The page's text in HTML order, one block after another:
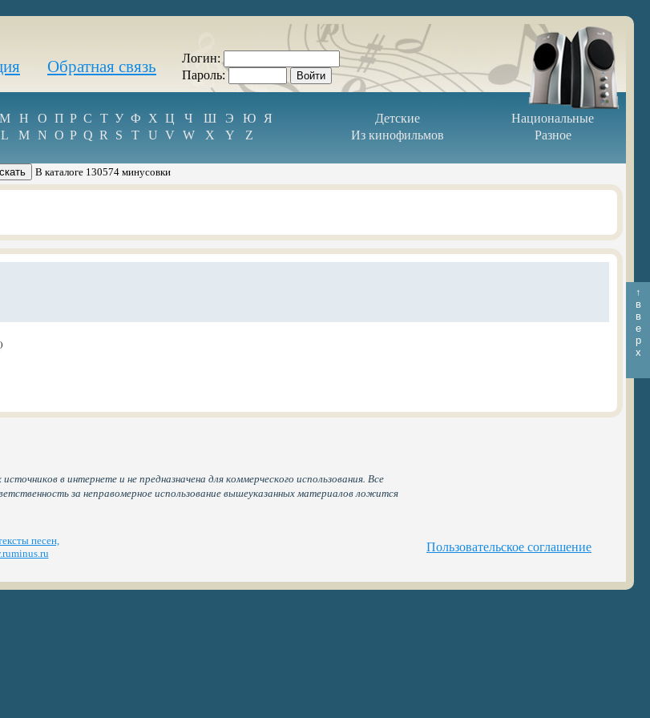
Обратная связь
Логин:
Пароль:
М Н О П Р С Т У Ф Х Ц Ч Ш Э Ю Я Детские
Национальные
L M N O P Q R S T U V W X Y Z Из кинофильмов Разное
В каталоге 130574 минусовки
в интернете и не предназначена для коммерческого использования. Все
за неправомерное использование вышеуказанных материалов ложится
песен,
Пользовательское соглашение
↑
в
в
е
р
х